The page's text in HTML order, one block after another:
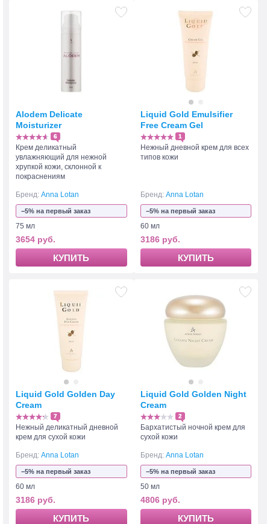
Alodem Delicate
Moisturizer
6
Крем деликатный
увлажняющий для нежной
хрупкой кожи, склонной к
покраснениям
Бренд: Anna Lotan
−5% на первый заказ
75 мл
3654 руб.
КУПИТЬ
Liquid Gold Emulsifier
Free Cream Gel
1
Нежный дневной крем для всех
типов кожи
Бренд: Anna Lotan
−5% на первый заказ
60 мл
3186 руб.
КУПИТЬ
Liquid Gold Golden Day
Cream
7
Нежный деликатный дневной
крем для сухой кожи
Бренд: Anna Lotan
−5% на первый заказ
60 мл
3186 руб.
КУПИТЬ
Liquid Gold Golden Night
Cream
2
Бархатистый ночной крем для
сухой кожи
Бренд: Anna Lotan
−5% на первый заказ
50 мл
4806 руб.
КУПИТЬ